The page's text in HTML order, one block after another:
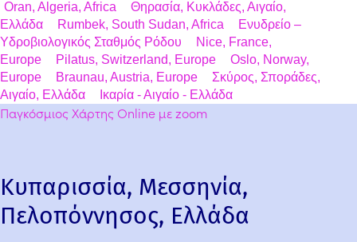
Oran, Algeria, Africa
Θηρασία, Κυκλάδες, Αιγαίο,
Ελλάδα
Rumbek, South Sudan, Africa
Ενυδρείο –
Υδροβιολογικός Σταθμός Ρόδου
Nice, France,
Europe
Pilatus, Switzerland, Europe
Oslo, Norway,
Europe
Braunau, Austria, Europe
Σκύρος, Σποράδες,
Αιγαίο, Ελλάδα
Ικαρία - Αιγαίο - Ελλάδα
Παγκόσμιος Χάρτης Online με zoom
Κυπαρισσία, Μεσσηνία,
Πελοπόννησος, Ελλάδα